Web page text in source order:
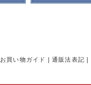
お買い物ガイド 通販法表記